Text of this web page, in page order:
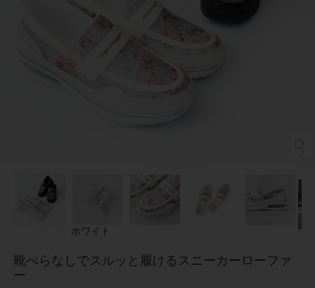
ホワイト
靴べらなしでスルッと履けるスニーカーローファ
ー